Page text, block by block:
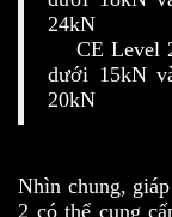
24kN
CE Level
dưới 15kN
20kN
Nhìn chung,
2 có thể cung